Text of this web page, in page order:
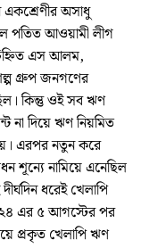
অসাধু
পতিত আওয়ামী লীগ
এস আলম,
গ্রুপ জনগণের
কিন্তু ওই সব ঋণ
না দিয়ে ঋণ নিয়মিত
এরপর নতুন করে
শূন্যে নামিয়ে এনেছিল
ধরেই খেলাপি
এর ৫ আগস্টের পর
প্রকৃত খেলাপি ঋণ